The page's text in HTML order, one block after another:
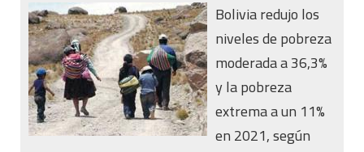
Bolivia redujo los
niveles de pobreza
moderada a 36,3%
y la pobreza
extrema a un 11%
en 2021, según